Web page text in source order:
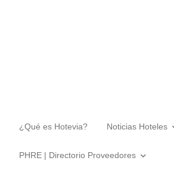
¿Qué es Hotevia? Noticias Hoteles
PHRE | Directorio Proveedores